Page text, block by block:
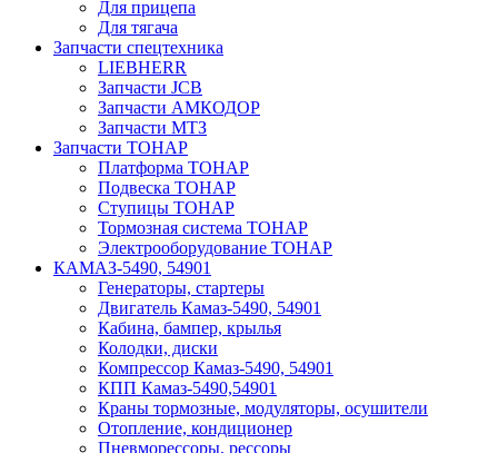
Для прицепа
Для тягача
Запчасти спецтехника
LIEBHERR
Запчасти JCB
Запчасти АМКОДОР
Запчасти МТЗ
Запчасти ТОНАР
Платформа ТОНАР
Подвеска ТОНАР
Ступицы ТОНАР
Тормозная система ТОНАР
Электрооборудование ТОНАР
КАМАЗ-5490, 54901
Генераторы, стартеры
Двигатель Камаз-5490, 54901
Кабина, бампер, крылья
Колодки, диски
Компрессор Камаз-5490, 54901
КПП Камаз-5490,54901
Краны тормозные, модуляторы, осушители
Отопление, кондиционер
Пневморессоры, рессоры